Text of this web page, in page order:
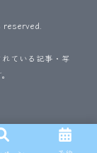
reserved.
ている記事・写